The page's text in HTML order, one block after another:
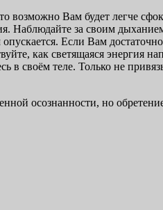
возможно Вам будет легче
Наблюдайте за своим
Если Вам
как светящаяся энергия
своём теле. Только не
осознанности, но